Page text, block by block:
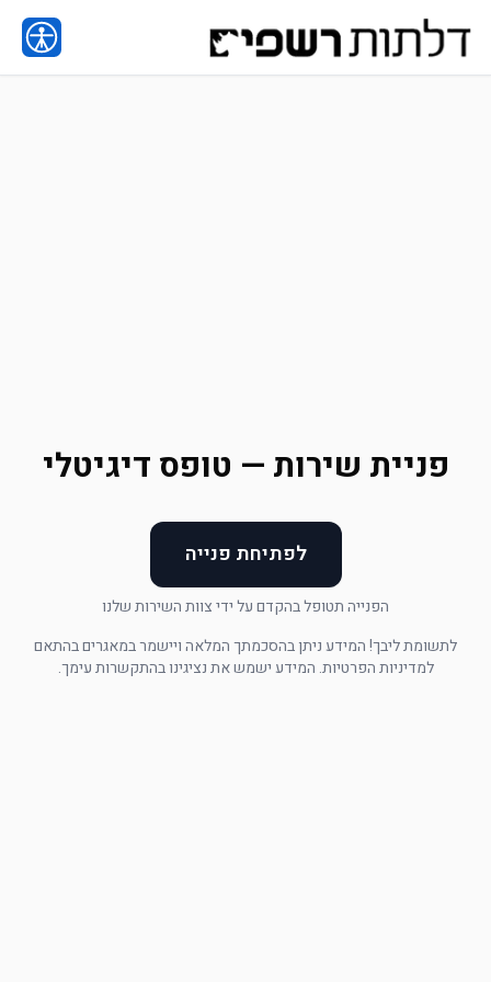
פניית שירות — טופס דיגיטלי
לפתיחת פנייה
הפנייה תטופל בהקדם על ידי צוות השירות שלנו
לתשומת ליבך! המידע ניתן בהסכמתך המלאה ויישמר במאגרים בהתאם
למדיניות הפרטיות. המידע ישמש את נציגינו בהתקשרות עימך.